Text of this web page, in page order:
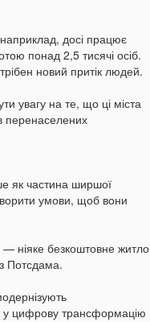
досі працює
понад 2,5 тисячі осіб.
новий притік людей.
увагу на те, що ці міста
перенаселених
як частина ширшої
умови, щоб вони
— ніяке безкоштовне житло
Потсдама.
у цифрову трансформацію